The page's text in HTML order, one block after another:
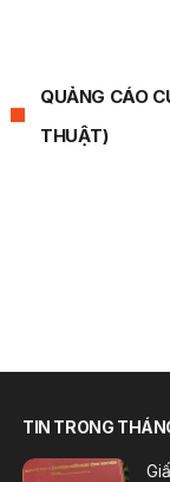
QUẢNG CÁO
THUẬT)
TIN TRONG